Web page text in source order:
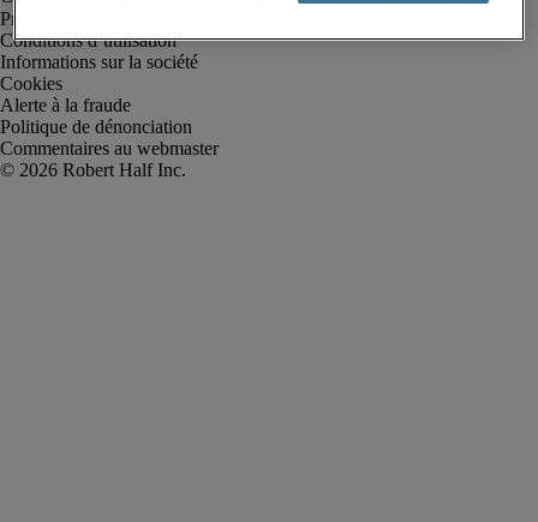
Protection des données personnelles
Conditions d’utilisation
Informations sur la société
Cookies
Alerte à la fraude
Politique de dénonciation
Commentaires au webmaster